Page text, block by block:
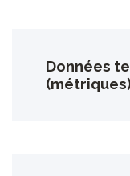
Données